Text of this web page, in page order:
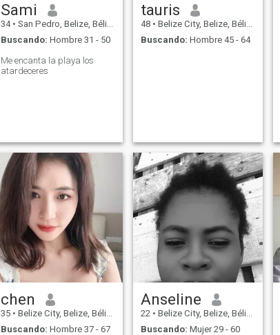
Sami
34 • San Pedro, Belize, Bélize
Buscando: Hombre 31 - 50
Me encanta la playa los
atardeceres
tauris
48 • Belize City, Belize, Bélize
Buscando: Hombre 45 - 64
chen
35 • Belize City, Belize, Bélize
Buscando: Hombre 37 - 67
Anseline
22 • Belize City, Belize, Bélize
Buscando: Mujer 29 - 60